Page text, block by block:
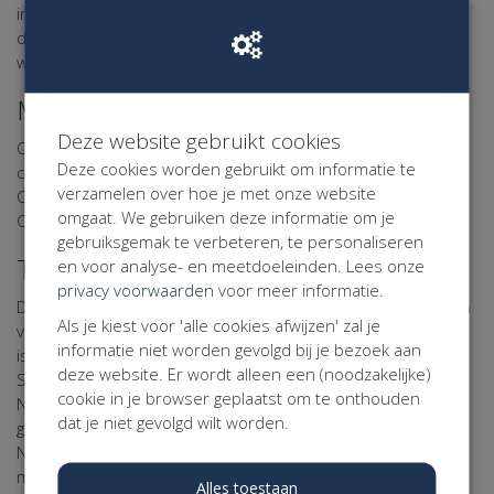
instellingen wijzigen? Klik dan
deze pagina om uw cookie-instellingen voor deze website te
wijzigen.
Meer informatie over cookies?
Op de volgende websites kunt u meer informatie over
cookies vinden:
Consumentenbond: “Wat zijn cookies?”
Consumentenbond: “Cookies verwijderen”
Taal
Dit Cookie Statement is opgesteld in de Nederlandse taal en
vertaald in de Engelse en Franse taal. Indien er een verschil
is tussen de Franse of Engelse versie van dit Cookie
Statement en de Nederlandse versie, dan prevaleert de
Nederlandse versie. Alle in dit Cookie Statement
gehanteerde begrippen moeten worden uitgelegd als
Nederlandsrechtelijke begrippen en in overeenstemming
met de AVG.
Deze website gebruikt cookies
Deze cookies worden gebruikt om informatie te
verzamelen over hoe je met onze website
omgaat. We gebruiken deze informatie om je
gebruiksgemak te verbeteren, te personaliseren
en voor analyse- en meetdoeleinden. Lees onze
privacy voorwaarden voor meer informatie.
Als je kiest voor 'alle cookies afwijzen' zal je
informatie niet worden gevolgd bij je bezoek aan
deze website. Er wordt alleen een (noodzakelijke)
cookie in je browser geplaatst om te onthouden
dat je niet gevolgd wilt worden.
Alles toestaan